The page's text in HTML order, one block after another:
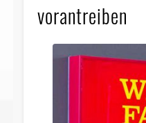
vorantreiben